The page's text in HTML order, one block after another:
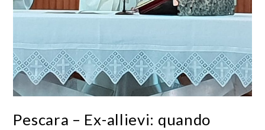
Pescara – Ex-allievi: quando